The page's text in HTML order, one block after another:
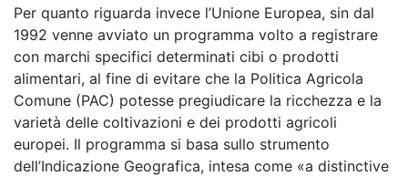
Per quanto riguarda invece l’Unione Europea, sin dal
1992 venne avviato un programma volto a registrare
con marchi specifici determinati cibi o prodotti
alimentari, al fine di evitare che la Politica Agricola
Comune (PAC) potesse pregiudicare la ricchezza e la
varietà delle coltivazioni e dei prodotti agricoli
europei. Il programma si basa sullo strumento
dell’Indicazione Geografica, intesa come «a distinctive